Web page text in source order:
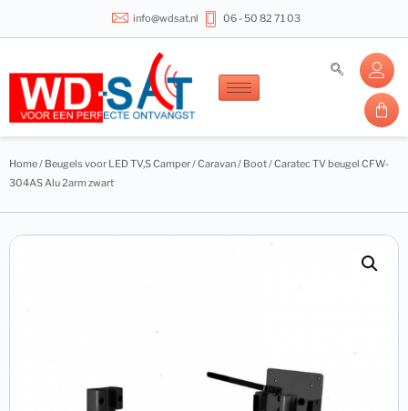
info@wdsat.nl 06 - 50 82 71 03
Home/ Beugels voor LED TV,S Camper / Caravan / Boot/ Caratec TV beugel CFW-
304AS Alu 2arm zwart